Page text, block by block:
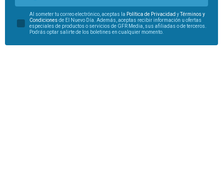
Al someter tu correo electrónico, aceptas la Política de Privacidad yTérminos y
Condiciones de El Nuevo Día. Además, aceptas recibir información u ofertas
especiales de productos o servicios de GFR Media, sus afiliadas o de terceros.
Podrás optar salirte de los boletines en cualquier momento.